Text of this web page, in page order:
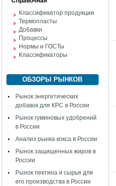
Классификатор продукции
Термопласты
Добавки
Процессы
Нормы и ГОСТы
Классификаторы
ОБЗОРЫ РЫНКОВ
Рынок энергетических
добавок для КРС в России
Рынок гуминовых удобрений
в России
Анализ рынка кокса в России
Рынок защищенных жиров в
России
Рынок пектина и сырья для
его производства в России